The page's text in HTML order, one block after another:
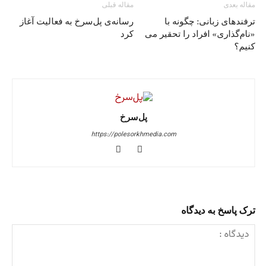
مقاله قبلی
رسانه‌ی پل‌سرخ به فعالیت آغاز
کرد
مقاله بعدی
ترفندهای زبانی: چگونه با
«نام‌گذاری» افراد را تحقیر می
کنیم؟
پل‌سرخ
https://polesorkhmedia.com
ترک پاسخ به دیدگاه